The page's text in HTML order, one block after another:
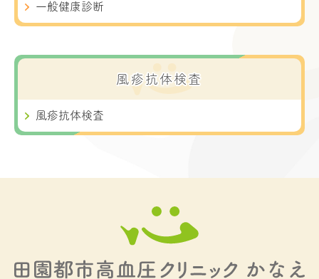
一般健康診断
風疹抗体検査
風疹抗体検査